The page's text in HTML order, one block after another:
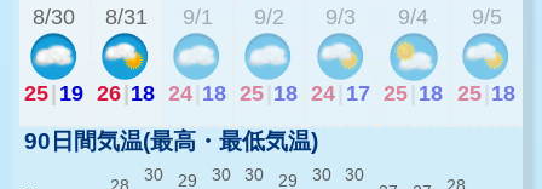
8/30
25| 19
8/31
26|18
9/1
24 18
9/2
25 18
9/3
24 17
9/4
25 18
9/5
25 18
90日間気温(最高・最低気温)